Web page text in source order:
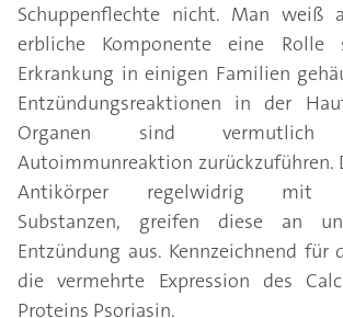
Schuppenflechte nicht. Man weiß
erbliche Komponente eine
Erkrankung in einigen Familien
Entzündungsreaktionen in der
Organen sind
Autoimmunreaktion zurückzuführen.
Antikörper regelwidrig mit
Substanzen, greifen diese an
Entzündung aus. Kennzeichnend für
die vermehrte Expression des
Proteins Psoriasin.